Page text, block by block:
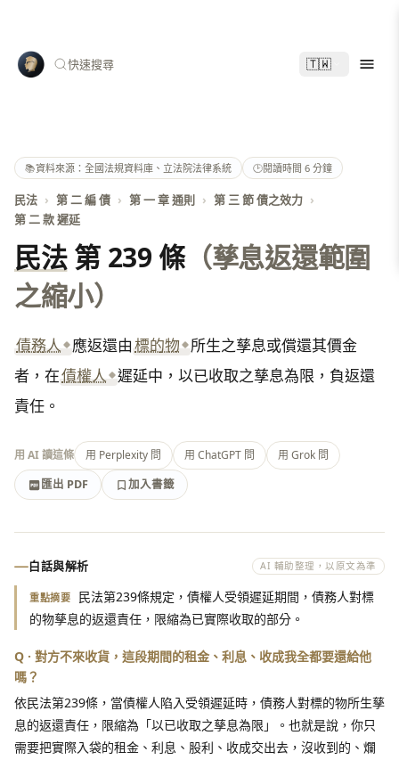
快速搜尋 🇹🇼
📚資料來源：全國法規資料庫、立法院法律系統 🕑閱讀時間 6 分鐘
民法 › 第 二 編 債 › 第 一 章 通則 › 第 三 節 債之效力 ›
第 二 款 遲延
民法第 239 條（孳息返還範圍
之縮小）
債務人 應返還由標的物 所生之孳息或償還其價金
者，在債權人 遲延中，以已收取之孳息為限，負返還
責任。
用 AI 讀這條 用 Perplexity 問 用 ChatGPT 問
用 Grok 問
匯出 PDF
加入書籤
匯出 PDF
加入書籤
白話與解析 AI 輔助整理，以原文為準
重點摘要
民法第239條規定，債權人受領遲延期間，債務人對標
的物孳息的返還責任，限縮為已實際收取的部分。
Q · 對方不來收貨，這段期間的租金、利息、收成我全都要還給他
嗎？
依民法第239條，當債權人陷入受領遲延時，債務人對標的物所生孳
息的返還責任，限縮為「以已收取之孳息為限」。也就是說，你只
需要把實際入袋的租金、利息、股利、收成交出去，沒收到的、爛